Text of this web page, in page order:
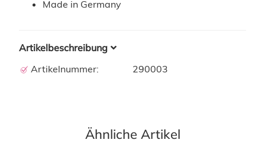
Made in Germany
Artikelbeschreibung
Artikelnummer:
290003
Ähnliche Artikel